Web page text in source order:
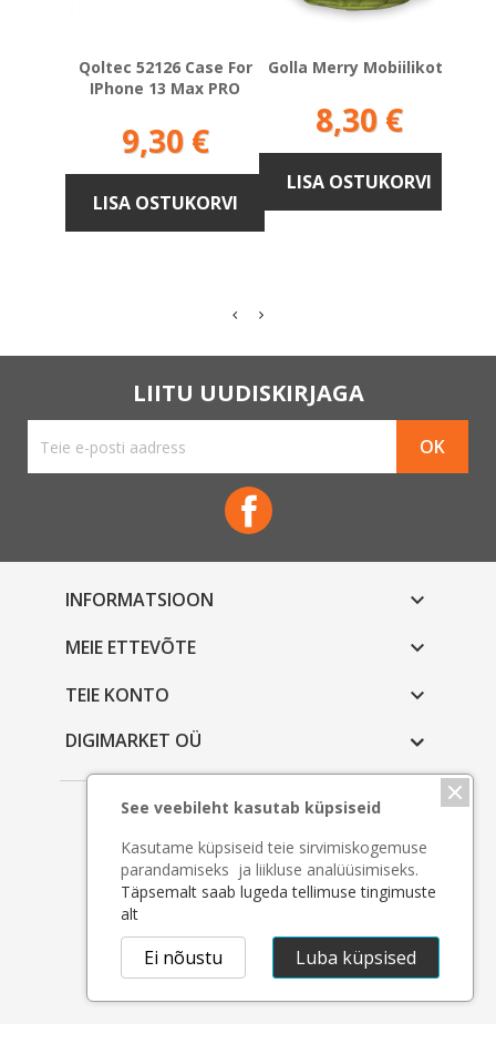
Qoltec 52126 Case For
IPhone 13 Max PRO
Hind
9,30 €
LISA OSTUKORVI
Golla Merry Mobiilikott
Hind
8,30 €
LISA OSTUKORVI
LIITU UUDISKIRJAGA
INFORMATSIOON 
MEIE ETTEVÕTE 
TEIE KONTO 
DIGIMARKET OÜ
Copyright © 2026 - Digimarket OÜ
See veebileht kasutab küpsiseid
Kasutame küpsiseid teie sirvimiskogemuse
parandamiseks ja liikluse analüüsimiseks.
Täpsemalt saab lugeda tellimuse tingimuste
alt
Luba küpsised
Ei nõustu